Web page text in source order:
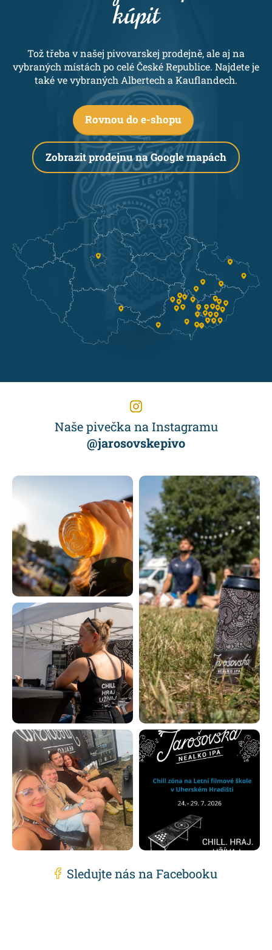
kúpit
Tož třeba v našej pivovarskej prodejně, ale aj na
vybraných místách po celé České Republice. Najdete je
také ve vybraných Albertech a Kauflandech.
Rovnou do e-shopu
Zobrazit prodejnu na Google mapách
Naše pivečka na Instagramu
@jarosovskepivo
Sledujte nás na Facebooku